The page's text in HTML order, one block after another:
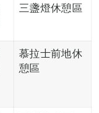
三盞燈休憩區
慕拉士前地休
憩區